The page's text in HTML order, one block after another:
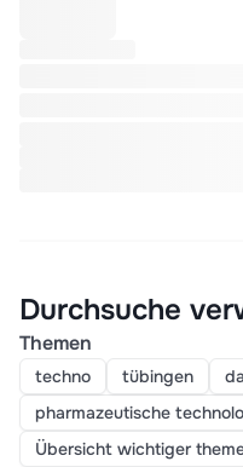
Durchsuche
Themen
techno tübingen
pharmazeutische
Übersicht wichtiger